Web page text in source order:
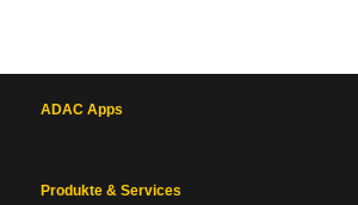
ADAC Apps
Produkte & Services